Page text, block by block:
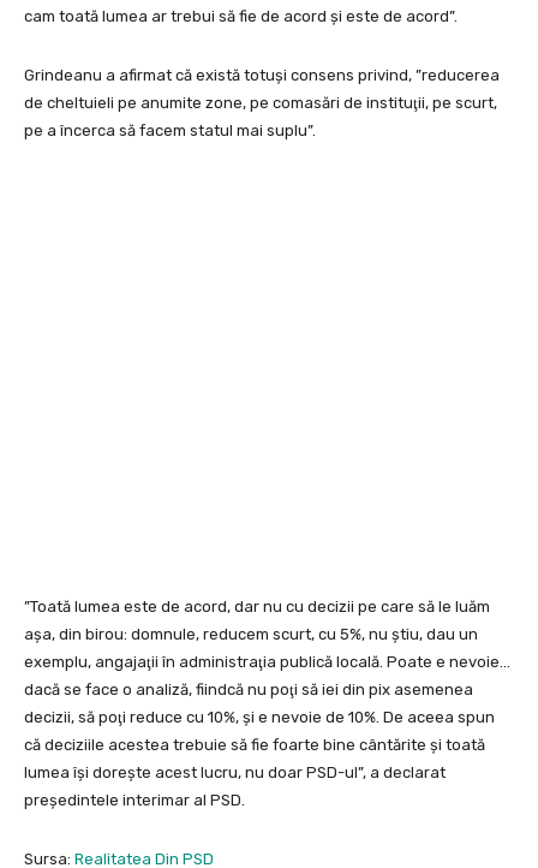
cam toată lumea ar trebui să fie de acord şi este de acord”.
Grindeanu a afirmat că există totuși consens privind, ”reducerea
de cheltuieli pe anumite zone, pe comasări de instituţii, pe scurt,
pe a încerca să facem statul mai suplu”.
”Toată lumea este de acord, dar nu cu decizii pe care să le luăm
aşa, din birou: domnule, reducem scurt, cu 5%, nu ştiu, dau un
exemplu, angajaţii în administraţia publică locală. Poate e nevoie…
dacă se face o analiză, fiindcă nu poţi să iei din pix asemenea
decizii, să poţi reduce cu 10%, şi e nevoie de 10%. De aceea spun
că deciziile acestea trebuie să fie foarte bine cântărite şi toată
lumea îşi doreşte acest lucru, nu doar PSD-ul”, a declarat
președintele interimar al PSD.
Sursa: Realitatea Din PSD